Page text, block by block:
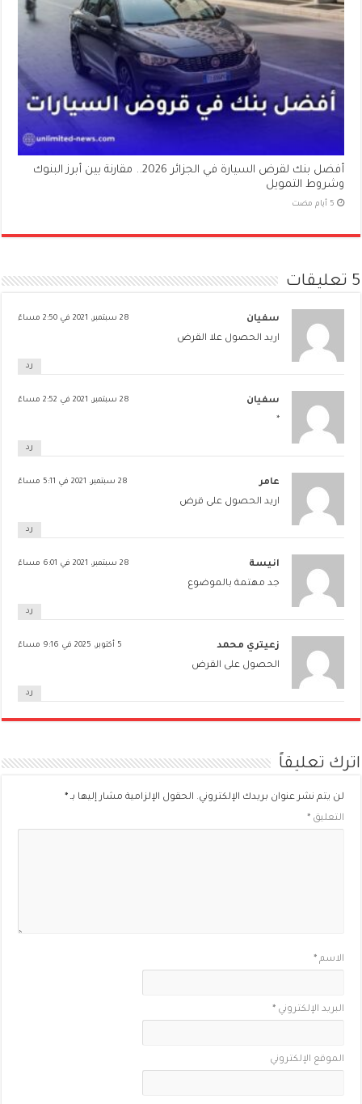
أفضل بنك لقرض السيارة في الجزائر 2026.. مقارنة بين أبرز البنوك
وشروط التمويل
5 تعليقات
سفيان 28 سبتمبر، 2021 في 2:50 مساءً
اريد الحصول علا القرض
رد
سفيان 28 سبتمبر، 2021 في 2:52 مساءً
*
رد
عامر 28 سبتمبر، 2021 في 5:11 مساءً
اريد الحصول على قرض
رد
انيسة 28 سبتمبر، 2021 في 6:01 مساءً
جد مهتمة بالموضوع
رد
زعيتري محمد 5 أكتوبر، 2025 في 9:16 مساءً
الحصول على القرض
رد
اترك تعليقاً
لن يتم نشر عنوان بريدك الإلكتروني. الحقول الإلزامية مشار إليها بـ*
التعليق*
الاسم*
البريد الإلكتروني*
الموقع الإلكتروني